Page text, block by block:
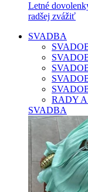
Letné
radšej zvážiť
SVADBA
RADY
SVADBA